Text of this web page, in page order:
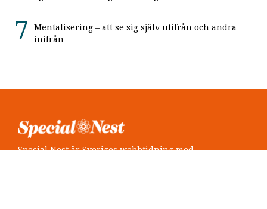
Mentalisering – att se sig själv utifrån och andra
inifrån
Special Nest är Sveriges webbtidning med